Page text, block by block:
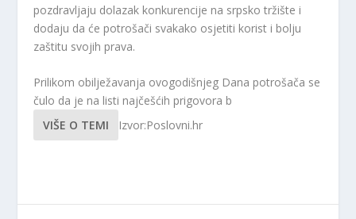
pozdravljaju dolazak konkurencije na srpsko tržište i
dodaju da će potrošači svakako osjetiti korist i bolju
zaštitu svojih prava.
Prilikom obilježavanja ovogodišnjeg Dana potrošača se
čulo da je na listi najčešćih prigovora b
VIŠE O TEMI
Izvor:Poslovni.hr